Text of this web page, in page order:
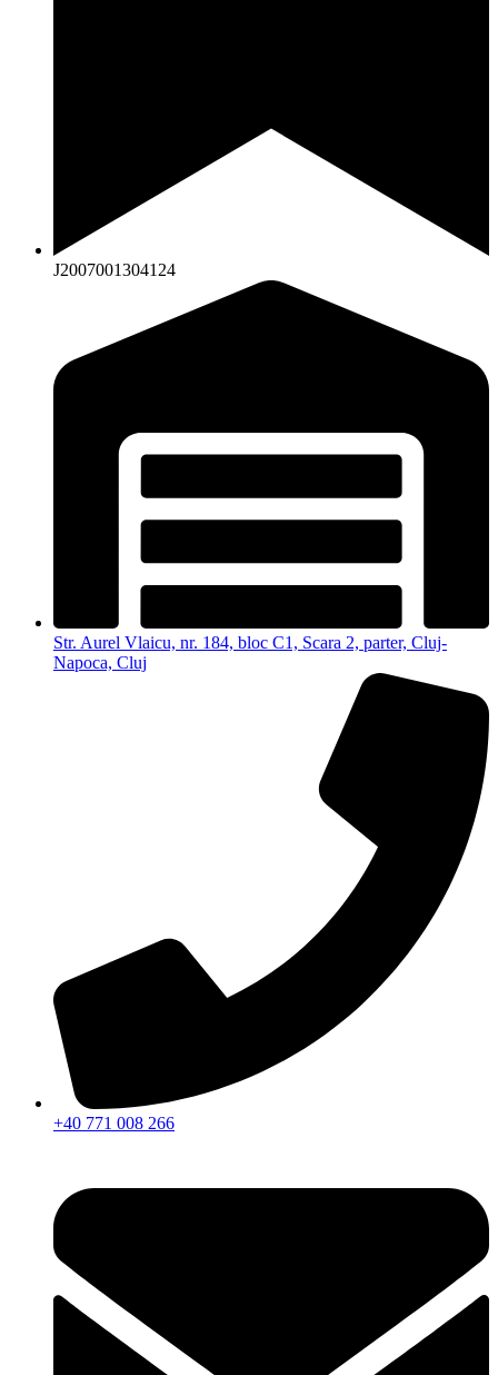
J2007001304124
Str. Aurel Vlaicu, nr. 184, bloc C1, Scara 2, parter, Cluj-
Napoca, Cluj
+40 771 008 266